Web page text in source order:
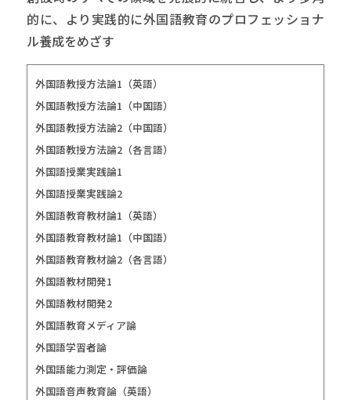
的に、より実践的に外国語教育のプロフェッショナ
ル養成をめざす
外国語教授方法論1（英語）
外国語教授方法論1（中国語）
外国語教授方法論2（中国語）
外国語教授方法論2（各言語）
外国語授業実践論1
外国語授業実践論2
外国語教育教材論1（英語）
外国語教育教材論1（中国語）
外国語教育教材論2（各言語）
外国語教材開発1
外国語教材開発2
外国語教育メディア論
外国語学習者論
外国語能力測定・評価論
外国語音声教育論（英語）